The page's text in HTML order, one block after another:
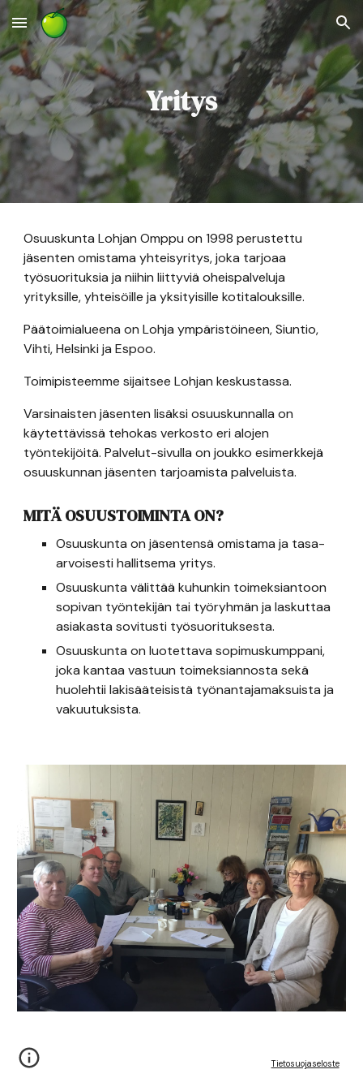
Skip to main content Skip to navigation
Yritys
Osuuskunta Lohjan Omppu on 1998 perustettu
jäsenten omistama yhteisyritys, joka tarjoaa
työsuorituksia ja niihin liittyviä oheispalveluja
yrityksille, yhteisöille ja yksityisille kotitalouksille.
Päätoimialueena on Lohja ympäristöineen, Siuntio,
Vihti, Helsinki ja Espoo.
Toimipisteemme sijaitsee Lohjan keskustassa.
Varsinaisten jäsenten lisäksi osuuskunnalla on
käytettävissä tehokas verkosto eri alojen
työntekijöitä. Palvelut-sivulla on joukko esimerkkejä
osuuskunnan jäsenten tarjoamista palveluista.
MITÄ OSUUSTOIMINTA ON?
Osuuskunta on jäsentensä omistama ja tasa-
arvoisesti hallitsema yritys.
Osuuskunta välittää kuhunkin toimeksiantoon
sopivan työntekijän tai työryhmän ja laskuttaa
asiakasta sovitusti työsuorituksesta.
Osuuskunta on luotettava sopimuskumppani,
joka kantaa vastuun toimeksiannosta sekä
huolehtii lakisääteisistä työnantajamaksuista ja
vakuutuksista.
Tietosuojaseloste